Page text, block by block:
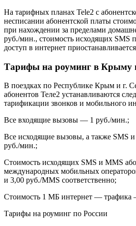
На тарифных планах Tele2 с
несписании абонентской платы
при нахождении за пределами
руб./мин., стоимость исходящих SMS
доступ в интернет
Тарифы на роуминг в Крыму
В поездках по Республике Крым и г.
абонентов Теле2 устанавливаются
тарификации звонков и мобильного
Все входящие вызовы — 1 руб./мин.;
Все исходящие вызовы, а также SMS
руб./мин.;
Стоимость исходящих SMS и MMS
международных мобильных
и 3,00 руб./MMS соответственно;
Стоимость 1 МБ интернет — трафика
Тарифы на роуминг по России